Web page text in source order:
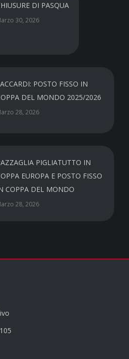
DI PASQUA
30, 2026
POSTO FISSO IN
DEL MONDO 2025/2026
28, 2026
PIGLIATUTTO IN
EUROPA E POSTO FISSO
COPPA DEL MONDO
28, 2026